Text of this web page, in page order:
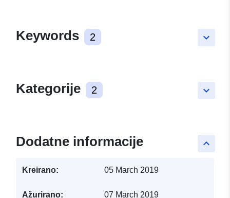
keyboard_arrow_down
Keywords 2
keyboard_arrow_down
Kategorije 2
keyboard_arrow_up
Dodatne informacije
Kreirano: 05 March 2019
Ažurirano: 07 March 2019